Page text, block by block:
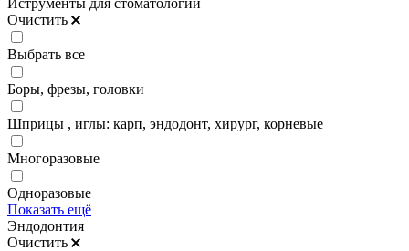
Очистить
Выбрать все
Боры, фрезы, головки
Шприцы , иглы: карп, эндодонт, хирург, корневые
Многоразовые
Одноразовые
Показать ещё
Эндодонтия
Очистить